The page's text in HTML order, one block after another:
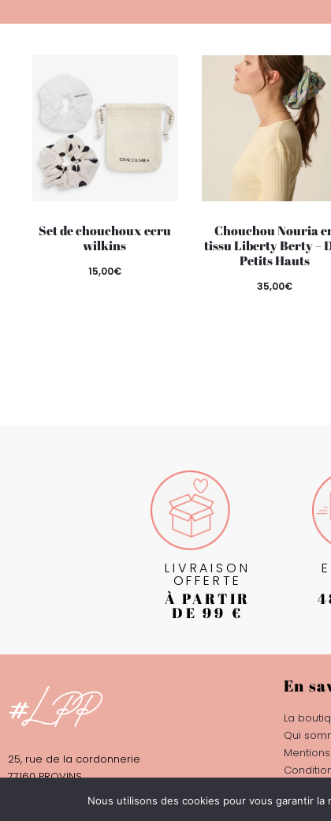
Set de chouchoux ecru
wilkins
15,00€
Chouchou Nouria
tissu Liberty Berty –
Petits Hauts
35,00€
LIVRAISON
OFFERTE
À PARTIR
DE 99 €
25, rue de la cordonnerie
77160 PROVINS
En
La
Qui
Nous utilisons des cookies pour vous garantir